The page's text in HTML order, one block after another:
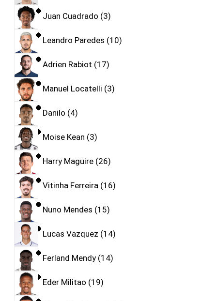
Juan Cuadrado 3
Leandro Paredes 10
Adrien Rabiot 17
Manuel Locatelli 3
Danilo 4
Moise Kean 3
Harry Maguire 26
Vitinha Ferreira 16
Nuno Mendes 15
Lucas Vazquez 14
Ferland Mendy 14
Eder Militao 19